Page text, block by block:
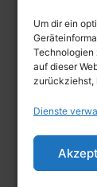
Um dir ein
Technologien
auf dieser
zurückziehst,
Dienste